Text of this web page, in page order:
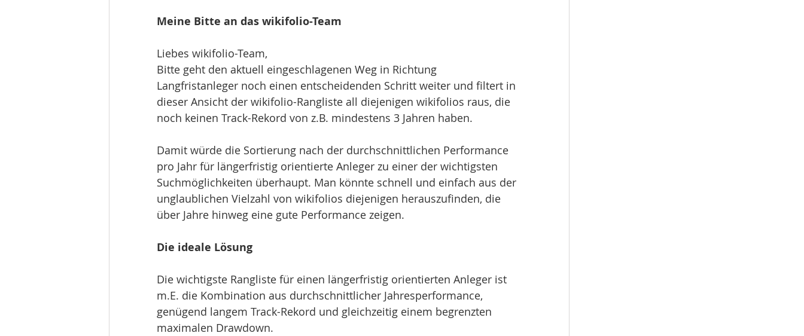
Meine Bitte an das wikifolio-Team
Liebes wikifolio-Team,
Bitte geht den aktuell eingeschlagenen Weg in Richtung
Langfristanleger noch einen entscheidenden Schritt weiter und filtert in
dieser Ansicht der wikifolio-Rangliste all diejenigen wikifolios raus, die
noch keinen Track-Rekord von z.B. mindestens 3 Jahren haben.
Damit würde die Sortierung nach der durchschnittlichen Performance
pro Jahr für längerfristig orientierte Anleger zu einer der wichtigsten
Suchmöglichkeiten überhaupt. Man könnte schnell und einfach aus der
unglaublichen Vielzahl von wikifolios diejenigen herauszufinden, die
über Jahre hinweg eine gute Performance zeigen.
Die ideale Lösung
Die wichtigste Rangliste für einen längerfristig orientierten Anleger ist
m.E. die Kombination aus durchschnittlicher Jahresperformance,
genügend langem Track-Rekord und gleichzeitig einem begrenzten
maximalen Drawdown.